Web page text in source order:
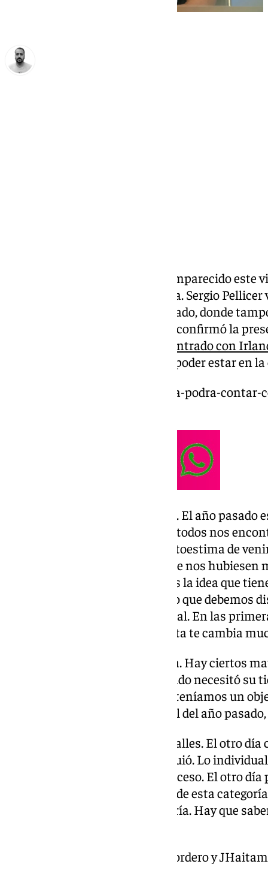
ha comparecido este
previa al partido ante el Córdoba. Sergio
automatismos que el curso pasado, donde
Además del análisis prepartido confirmó la
canterano se encontraba concentrado con
en la tarde de este viernes para poder estar en
https://www.101tv.es/el-malaga-podra-
Partido. “Aficiones hermanadas. El año
diferente y gracias al trabajo de todos nos
tenemos que afrontar con la autoestima de
de la afición y con el enojo de que nos
equipo como nosotros. Sabemos la idea que
que pueden cambiar. Un partido que debemos
victoria e ir sumando, pues genial. En las
porque una victoria o una derrota te cambia
Córdoba. “Viene con una derrota. Hay ciertos
idea está muy clara. El año pasado necesitó su
esta temporada. El año pasado teníamos un
Me espero un equipo parecido al del año
Mal inicio del Córdoba. “Son detalles. El otro
importante por cómo se consiguió. Lo
colectivo. Ellos están en ese proceso. El otro
lesión, sabemos de la exigencia de esta
que si fuésemos a Cádiz o Almería. Hay que
¿Haitam titular? “Está Yanis, Cordero y